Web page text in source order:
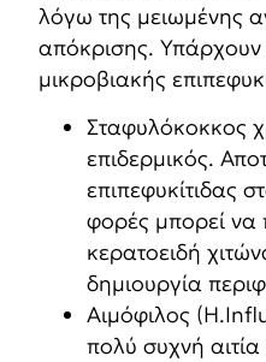
λόγω της μειωμένης
απόκρισης. Υπάρχουν
μικροβιακής
Σταφυλόκοκκος
επιδερμικός.
επιπεφυκίτιδας
φορές μπορεί να
κερατοειδή
δημιουργία
Αιμόφιλος
πολύ συχνή